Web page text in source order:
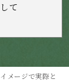
て
メージで実際と